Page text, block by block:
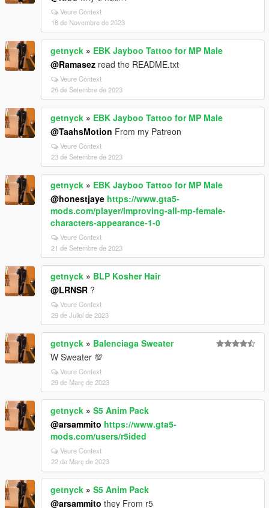
Veure Context
18 de Novembre de 2023
getnyck » EBK Jayboo Tattoo for MP Male
@Ramasez read the README.txt
Veure Context
26 de Setembre de 2023
getnyck » EBK Jayboo Tattoo for MP Male
@TaahsMotion From my Patreon
Veure Context
23 de Setembre de 2023
getnyck » EBK Jayboo Tattoo for MP Male
@honestjaye https://www.gta5-
mods.com/player/improving-all-mp-female-
characters-appearance-1-0
Veure Context
21 de Setembre de 2023
getnyck » BLP Kosher Hair
@LRNSR ?
Veure Context
29 de Juliol de 2023
getnyck » Balenciaga Sweater
W Sweater 💯
Veure Context
29 de Març de 2023
getnyck » S5 Anim Pack
@arsammito https://www.gta5-
mods.com/users/r5ided
Veure Context
22 de Març de 2023
getnyck » S5 Anim Pack
@arsammito they From r5